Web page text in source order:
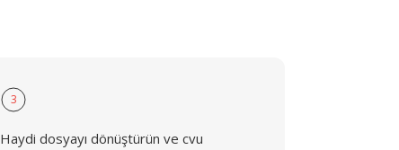
3
Haydi dosyayı dönüştürün ve cvu